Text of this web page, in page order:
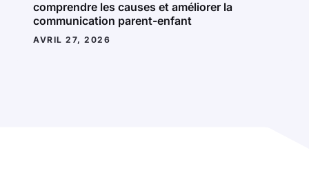
comprendre les causes et améliorer la
communication parent-enfant
AVRIL 27, 2026